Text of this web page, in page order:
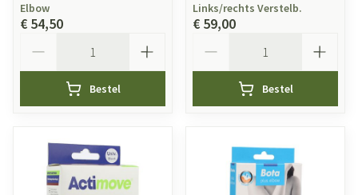
Elbow
€ 54,50
Bestel
Links/rechts Verstelb.
€ 59,00
Bestel